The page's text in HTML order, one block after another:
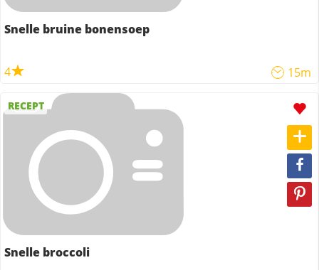
Snelle bruine bonensoep
4 15m
RECEPT
Snelle broccoli